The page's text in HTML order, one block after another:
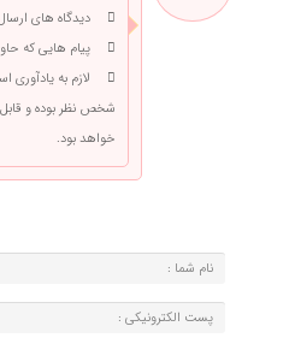
دیدگاه های
پیام هایی که
لازم به
شخص نظر بوده و
خواهد بود.